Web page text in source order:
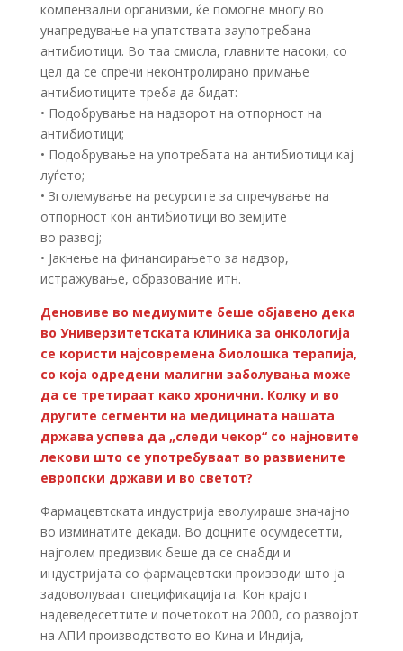
компензални организми, ќе помогне многу во
унапредување на упатствата заупотребана
антибиотици. Во таа смисла, главните насоки, со
цел да се спречи неконтролирано примање
антибиотиците треба да бидат:
• Подобрување на надзорот на отпорност на
антибиотици;
• Подобрување на употребата на антибиотици кај
луѓето;
• Зголемување на ресурсите за спречување на
отпорност кон антибиотици во земјите
во развој;
• Јакнење на финансирањето за надзор,
истражување, образование итн.
Деновиве во медиумите беше објавено дека
во Универзитетската клиника за онкологија
се користи најсовремена биолошка терапија,
со која одредени малигни заболувања може
да се третираат како хронични. Колку и во
другите сегменти на медицината нашата
држава успева да „следи чекор“ со најновите
лекови што се употребуваат во развиените
европски држави и во светот?
Фармацевтската индустрија еволуираше значајно
во изминатите декади. Во доцните осумдесетти,
најголем предизвик беше да се снабди и
индустријата со фармацевтски производи што ја
задоволуваат спецификацијата. Кон крајот
надеведесеттите и почетокот на 2000, со развојот
на АПИ производството во Кина и Индија,